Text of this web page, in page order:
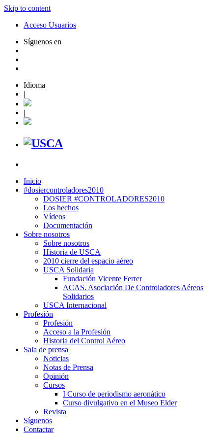
Skip to content
Acceso Usuarios
Síguenos en
Idioma
|
|
Inicio
#dosiercontroladores2010
DOSIER #CONTROLADORES2010
Los hechos
Vídeos
Documentación
Sobre nosotros
Sobre nosotros
Historia de USCA
2010 cierre del espacio aéreo
USCA Solidaria
Fundación Vicente Ferrer
ACAS. Asociación De Controladores Aéreos
Solidarios
USCA Internacional
Profesión
Profesión
Acceso a la Profesión
Historia del Control Aéreo
Sala de prensa
Noticias
Notas de Prensa
Opinión
Cursos
I Curso de periodismo aeronático
Curso divulgativo en el Museo Elder
Revista
Síguenos
Contactar